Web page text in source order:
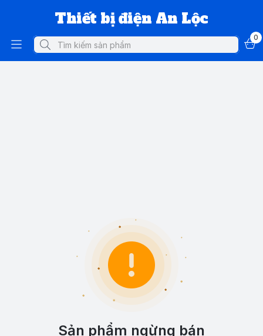
Thiết bị điện An Lộc
0
Sản phẩm ngừng bán